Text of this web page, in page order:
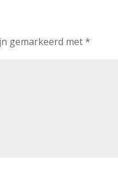
gemarkeerd met*